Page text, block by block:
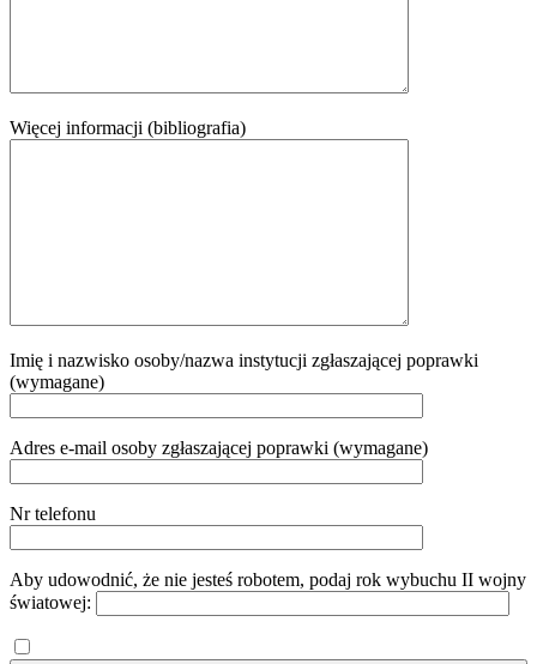
Więcej informacji (bibliografia)
Imię i nazwisko osoby/nazwa instytucji zgłaszającej poprawki
(wymagane)
Adres e-mail osoby zgłaszającej poprawki (wymagane)
Nr telefonu
Aby udowodnić, że nie jesteś robotem, podaj rok wybuchu II wojny
światowej: